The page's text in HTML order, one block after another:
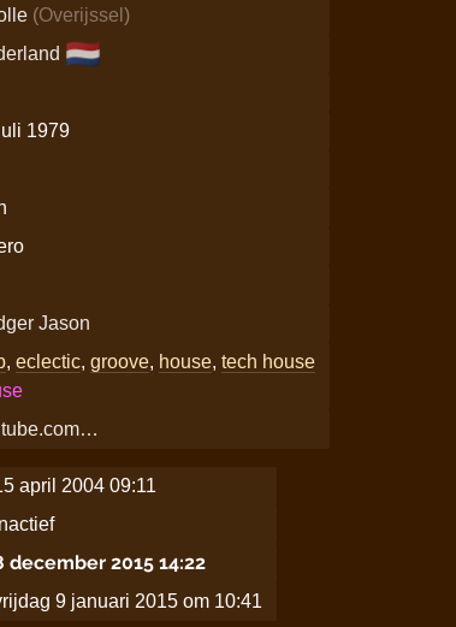
(Overijssel)
🇳🇱
1979
Jason
,eclectic,groove, house,tech house
april 2004 09:11
december 2015 14:22
9 januari 2015 om 10:41